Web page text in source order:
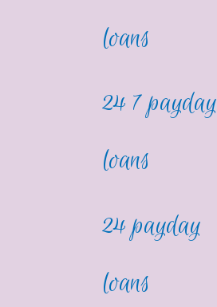
loans
24 7 payday
loans
24 payday
loans